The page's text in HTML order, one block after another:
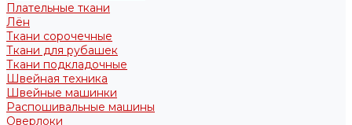
Плательные ткани
Лён
Ткани сорочечные
Ткани для рубашек
Ткани подкладочные
Швейная техника
Швейные машинки
Распошивальные машины
Оверлоки